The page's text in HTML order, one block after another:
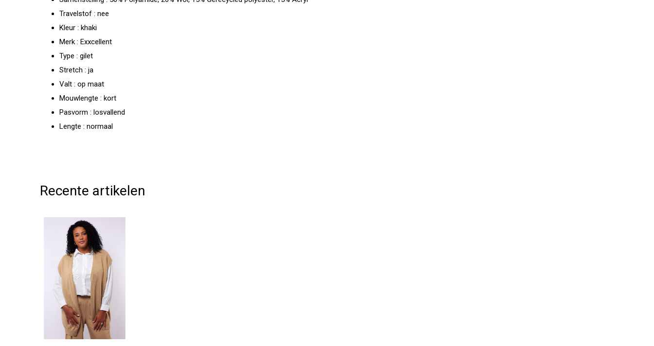
Travelstof : nee
Kleur : khaki
Merk : Exxcellent
Type : gilet
Stretch : ja
Valt : op maat
Mouwlengte : kort
Pasvorm : losvallend
Lengte : normaal
Recente artikelen